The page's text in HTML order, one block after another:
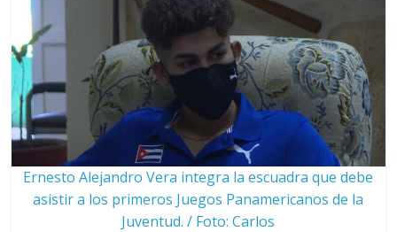
Ernesto Alejandro Vera integra la escuadra que debe
asistir a los primeros Juegos Panamericanos de la
Juventud. / Foto: Carlos